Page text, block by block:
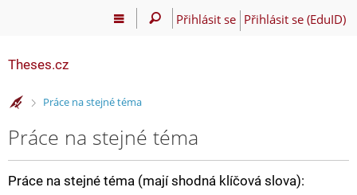
Přihlásit se Přihlásit se (EduID)
Theses.cz
>Práce na stejné téma
Práce na stejné téma
Práce na stejné téma (mají shodná klíčová slova):